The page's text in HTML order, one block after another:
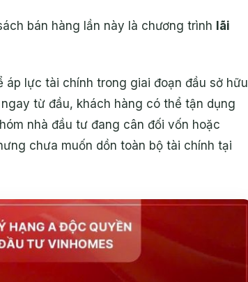
bán hàng lần này là chương trình lãi
lực tài chính trong giai đoạn đầu sở hữu
từ đầu, khách hàng có thể tận dụng
nhà đầu tư đang cân đối vốn hoặc
chưa muốn dồn toàn bộ tài chính tại